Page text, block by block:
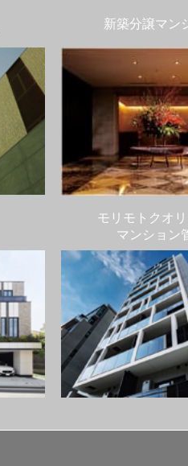
新築分譲マン
モリモトクオ
マンション